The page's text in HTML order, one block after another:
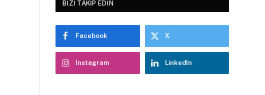
BIZI TAKIP EDIN
Facebook X
Instagram LinkedIn